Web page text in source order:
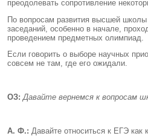
преодолевать сопротивление
По вопросам развития высшей школы
заседаний, особенно в начале,
проведением предметных олимпиад.
Если говорить о выборе научных
совсем не там, где его ожидали.
ОЗ:Давайте вернемся к вопросам
А. Ф.: Давайте относиться к ЕГЭ